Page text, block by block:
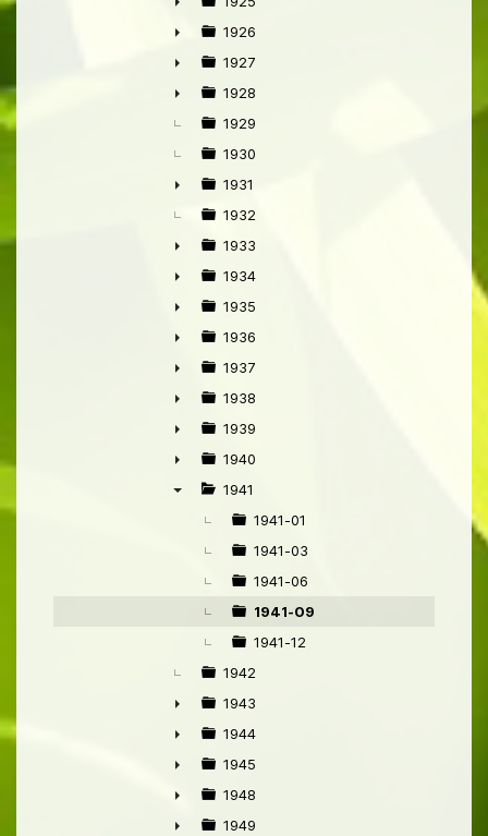
►
►
1926
►
1927
►
1928
1929
1930
►
1931
1932
►
1933
►
1934
►
1935
►
1936
►
1937
►
1938
►
1939
►
1940
1941
1941-01
1941-03
1941-06
1941-09
1941-12
1942
►
1943
►
1944
►
1945
►
1948
1949